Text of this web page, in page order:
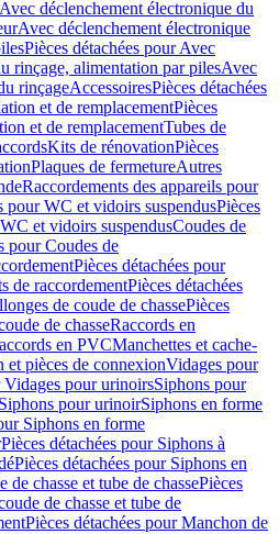
déclenchement électronique du
Avec déclenchement électronique
Pièces détachées pour Avec
rinçage, alimentation par pilesAvec
rinçageAccessoiresPièces détachées
et de remplacementPièces
et de remplacementTubes de
Kits de rénovationPièces
Plaques de fermetureAutres
Raccordements des appareils pour
pour WC et vidoirs suspendusPièces
et vidoirs suspendusCoudes de
pour Coudes de
Pièces détachées pour
de raccordementPièces détachées
de coude de chassePièces
de chasseRaccords en
en PVCManchettes et cache-
et pièces de connexionVidages pour
Vidages pour urinoirsSiphons pour
pour urinoirSiphons en forme
Siphons en forme
Pièces détachées pour Siphons à
Pièces détachées pour Siphons en
de chasse et tube de chassePièces
de chasse et tube de
Pièces détachées pour Manchon de